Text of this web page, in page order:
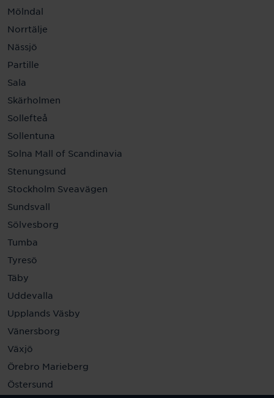
Mölndal
Norrtälje
Nässjö
Partille
Sala
Skärholmen
Sollefteå
Sollentuna
Solna Mall of Scandinavia
Stenungsund
Stockholm Sveavägen
Sundsvall
Sölvesborg
Tumba
Tyresö
Täby
Uddevalla
Upplands Väsby
Vänersborg
Växjö
Örebro Marieberg
Östersund